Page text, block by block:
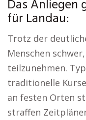
Das Anliegen
für Landau:
Trotz der
Menschen
teilzunehmen.
traditionelle
an festen Orten
straffen